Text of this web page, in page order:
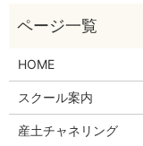
HOME
スクール案内
産土チャネリング